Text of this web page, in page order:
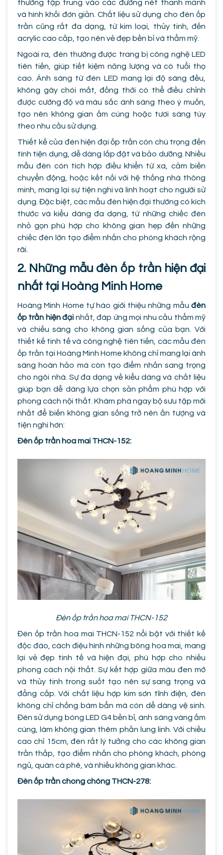
thường tập trung vào các đường nét thanh mảnh
và hình khối đơn giản. Chất liệu sử dụng cho đèn ốp
trần cũng rất đa dạng, từ kim loại, thủy tinh, đến
acrylic cao cấp, tạo nên vẻ đẹp bền bỉ và thẩm mỹ.
Ngoài ra, đèn thường được trang bị công nghệ LED
tiên tiến, giúp tiết kiệm năng lượng và có tuổi thọ
cao. Ánh sáng từ đèn LED mang lại độ sáng đều,
không gây chói mắt, đồng thời có thể điều chỉnh
được cường độ và màu sắc ánh sáng theo ý muốn,
tạo nên không gian ấm cúng hoặc tươi sáng tùy
theo nhu cầu sử dụng.
Thiết kế của đèn hiện đại ốp trần còn chú trọng đến
tính tiện dụng, dễ dàng lắp đặt và bảo dưỡng. Nhiều
mẫu đèn còn tích hợp điều khiển từ xa, cảm biến
chuyển động, hoặc kết nối với hệ thống nhà thông
minh, mang lại sự tiện nghi và linh hoạt cho người sử
dụng. Đặc biệt, các mẫu đèn hiện đại thường có kích
thước và kiểu dáng đa dạng, từ những chiếc đèn
nhỏ gọn phù hợp cho không gian hẹp đến những
chiếc đèn lớn tạo điểm nhấn cho phòng khách rộng
rãi.
2. Những mẫu đèn ốp trần hiện đại
nhất tại Hoàng Minh Home
Hoàng Minh Home tự hào giới thiệu những mẫu đèn
ốp trần hiện đại nhất, đáp ứng mọi nhu cầu thẩm mỹ
và chiếu sáng cho không gian sống của bạn. Với
thiết kế tinh tế và công nghệ tiên tiến, các mẫu đèn
ốp trần tại Hoàng Minh Home không chỉ mang lại ánh
sáng hoàn hảo mà còn tạo điểm nhấn sang trọng
cho ngôi nhà. Sự đa dạng về kiểu dáng và chất liệu
giúp bạn dễ dàng lựa chọn sản phẩm phù hợp với
phong cách nội thất. Khám phá ngay bộ sưu tập mới
nhất để biến không gian sống trở nên ấn tượng và
tiện nghi hơn:
Đèn ốp trần hoa mai THCN-152:
Đèn ốp trần hoa mai THCN-152
Đèn ốp trần hoa mai THCN-152 nổi bật với thiết kế
độc đáo, cách điệu hình những bông hoa mai, mang
lại vẻ đẹp tinh tế và hiện đại, phù hợp cho nhiều
phong cách nội thất. Sự kết hợp giữa màu đen mờ
và thủy tinh trong suốt tạo nên sự sang trọng và
đẳng cấp. Với chất liệu hợp kim sơn tĩnh điện, đèn
không chỉ chống bám bẩn mà còn dễ dàng vệ sinh.
Đèn sử dụng bóng LED G4 bền bỉ, ánh sáng vàng ấm
cúng, làm không gian thêm phần lung linh. Với chiều
cao chỉ 15cm, đèn rất lý tưởng cho các không gian
trần thấp, tạo điểm nhấn cho phòng khách, phòng
ngủ, quán cà phê, và nhiều không gian khác.
Đèn ốp trần chong chóng THCN-278: